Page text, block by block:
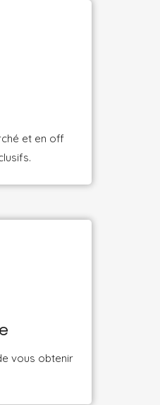
et en off
vous obtenir